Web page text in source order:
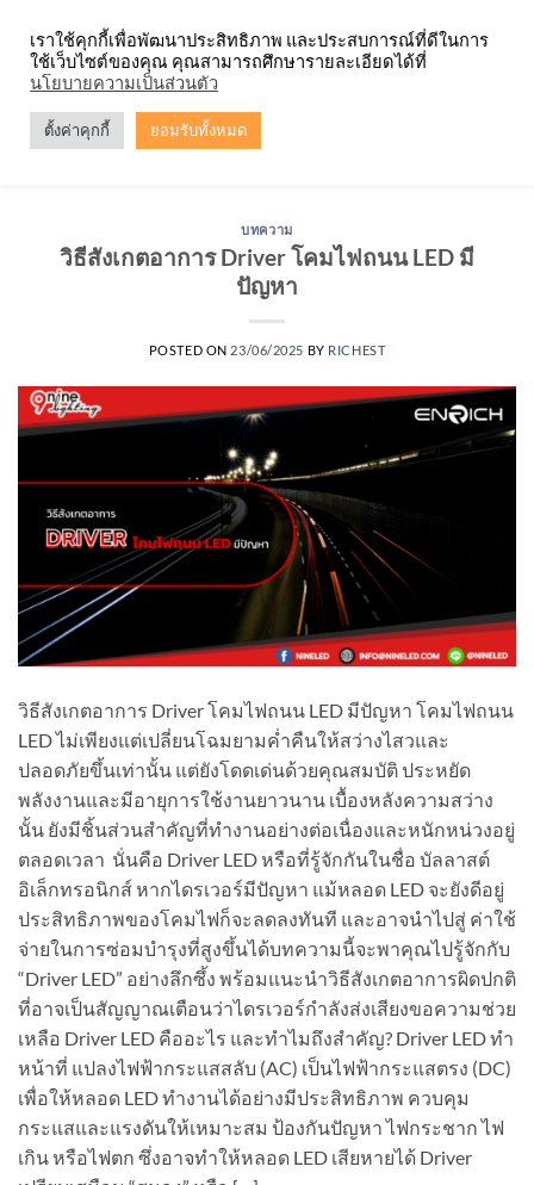
content
บทความ
วิธีสังเกตอาการ Driver โคมไฟถนน LED มี
ปัญหา
POSTED ON 23/06/2025 BY RICHEST
วิธีสังเกตอาการ Driver โคมไฟถนน LED มีปัญหา โคมไฟถนน
LED ไม่เพียงแต่เปลี่ยนโฉมยามค่ำคืนให้สว่างไสวและ
ปลอดภัยขึ้นเท่านั้น แต่ยังโดดเด่นด้วยคุณสมบัติ ประหยัด
พลังงานและมีอายุการใช้งานยาวนาน เบื้องหลังความสว่าง
นั้น ยังมีชิ้นส่วนสำคัญที่ทำงานอย่างต่อเนื่องและหนักหน่วงอยู่
ตลอดเวลา นั่นคือ Driver LED หรือที่รู้จักกันในชื่อ บัลลาสต์
อิเล็กทรอนิกส์ หากไดรเวอร์มีปัญหา แม้หลอด LED จะยังดีอยู่
ประสิทธิภาพของโคมไฟก็จะลดลงทันที และอาจนำไปสู่ ค่าใช้
จ่ายในการซ่อมบำรุงที่สูงขึ้นได้บทความนี้จะพาคุณไปรู้จักกับ
“Driver LED” อย่างลึกซึ้ง พร้อมแนะนำวิธีสังเกตอาการผิดปกติ
ที่อาจเป็นสัญญาณเตือนว่าไดรเวอร์กำลังส่งเสียงขอความช่วย
เหลือ Driver LED คืออะไร และทำไมถึงสำคัญ? Driver LED ทำ
หน้าที่ แปลงไฟฟ้ากระแสสลับ (AC) เป็นไฟฟ้ากระแสตรง (DC)
เพื่อให้หลอด LED ทำงานได้อย่างมีประสิทธิภาพ ควบคุม
กระแสและแรงดันให้เหมาะสม ป้องกันปัญหา ไฟกระชาก ไฟ
เกิน หรือไฟตก ซึ่งอาจทำให้หลอด LED เสียหายได้ Driver
เราใช้คุกกี้เพื่อพัฒนาประสิทธิภาพ และประสบการณ์ที่ดีในการ
ใช้เว็บไซต์ของคุณ คุณสามารถศึกษารายละเอียดได้ที่
นโยบายความเป็นส่วนตัว
ตั้งค่าคุกกี้ ยอมรับทั้งหมด